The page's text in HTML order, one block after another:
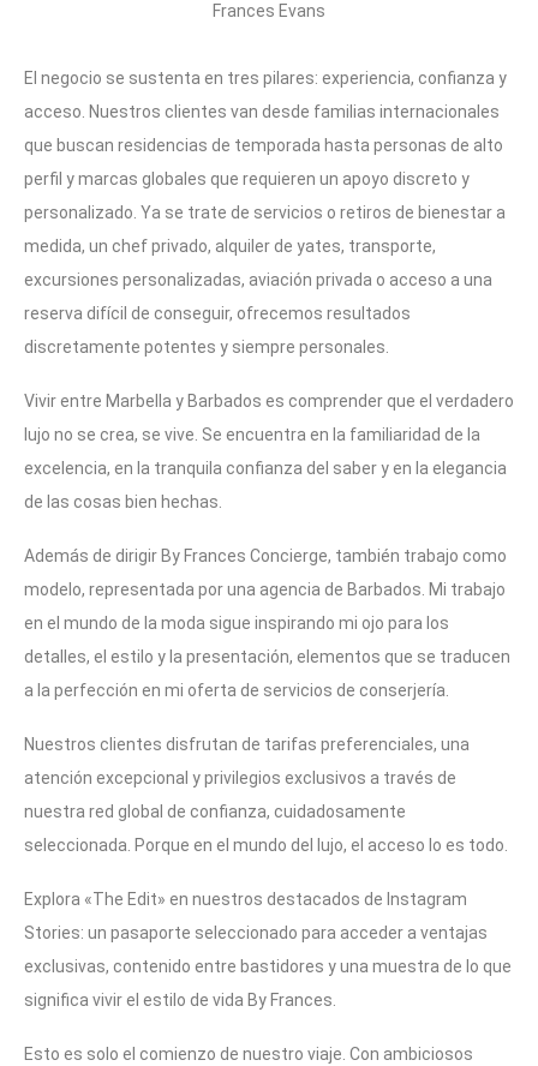
Frances Evans
El negocio se sustenta en tres pilares: experiencia, confianza y
acceso. Nuestros clientes van desde familias internacionales
que buscan residencias de temporada hasta personas de alto
perfil y marcas globales que requieren un apoyo discreto y
personalizado. Ya se trate de servicios o retiros de bienestar a
medida, un chef privado, alquiler de yates, transporte,
excursiones personalizadas, aviación privada o acceso a una
reserva difícil de conseguir, ofrecemos resultados
discretamente potentes y siempre personales.
Vivir entre Marbella y Barbados es comprender que el verdadero
lujo no se crea, se vive. Se encuentra en la familiaridad de la
excelencia, en la tranquila confianza del saber y en la elegancia
de las cosas bien hechas.
Además de dirigir By Frances Concierge, también trabajo como
modelo, representada por una agencia de Barbados. Mi trabajo
en el mundo de la moda sigue inspirando mi ojo para los
detalles, el estilo y la presentación, elementos que se traducen
a la perfección en mi oferta de servicios de conserjería.
Nuestros clientes disfrutan de tarifas preferenciales, una
atención excepcional y privilegios exclusivos a través de
nuestra red global de confianza, cuidadosamente
seleccionada. Porque en el mundo del lujo, el acceso lo es todo.
Explora «The Edit» en nuestros destacados de Instagram
Stories: un pasaporte seleccionado para acceder a ventajas
exclusivas, contenido entre bastidores y una muestra de lo que
significa vivir el estilo de vida By Frances.
Esto es solo el comienzo de nuestro viaje. Con ambiciosos